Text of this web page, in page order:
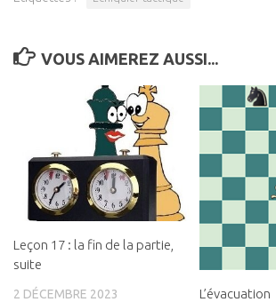
VOUS AIMEREZ AUSSI...
Leçon 17 : la fin de la partie,
suite
2 DÉCEMBRE 2023 L’évacuation